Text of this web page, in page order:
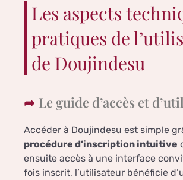
Les aspects
pratiques de
de Doujindesu
Le guide d’accès et
Accéder à Doujindesu est simple
procédure d’inscription intuitive
ensuite accès à une interface
fois inscrit, l’utilisateur bénéficie